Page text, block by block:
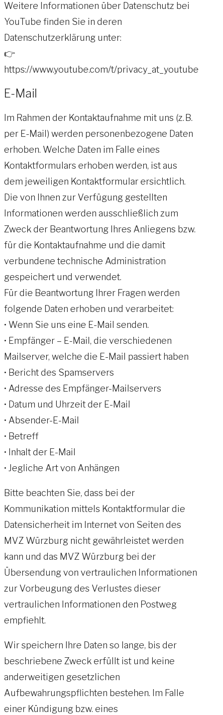
Weitere Informationen über Datenschutz bei
YouTube finden Sie in deren
Datenschutzerklärung unter:
👉
https://www.youtube.com/t/privacy_at_youtube
E-Mail
Im Rahmen der Kontaktaufnahme mit uns (z. B.
per E-Mail) werden personenbezogene Daten
erhoben. Welche Daten im Falle eines
Kontaktformulars erhoben werden, ist aus
dem jeweiligen Kontaktformular ersichtlich.
Die von Ihnen zur Verfügung gestellten
Informationen werden ausschließlich zum
Zweck der Beantwortung Ihres Anliegens bzw.
für die Kontaktaufnahme und die damit
verbundene technische Administration
gespeichert und verwendet.
Für die Beantwortung Ihrer Fragen werden
folgende Daten erhoben und verarbeitet:
• Wenn Sie uns eine E-Mail senden.
• Empfänger – E-Mail, die verschiedenen
Mailserver, welche die E-Mail passiert haben
• Bericht des Spamservers
• Adresse des Empfänger-Mailservers
• Datum und Uhrzeit der E-Mail
• Absender-E-Mail
• Betreff
• Inhalt der E-Mail
• Jegliche Art von Anhängen
Bitte beachten Sie, dass bei der
Kommunikation mittels Kontaktformular die
Datensicherheit im Internet von Seiten des
MVZ Würzburg nicht gewährleistet werden
kann und das MVZ Würzburg bei der
Übersendung von vertraulichen Informationen
zur Vorbeugung des Verlustes dieser
vertraulichen Informationen den Postweg
empfiehlt.
Wir speichern Ihre Daten so lange, bis der
beschriebene Zweck erfüllt ist und keine
anderweitigen gesetzlichen
Aufbewahrungspflichten bestehen. Im Falle
einer Kündigung bzw. eines